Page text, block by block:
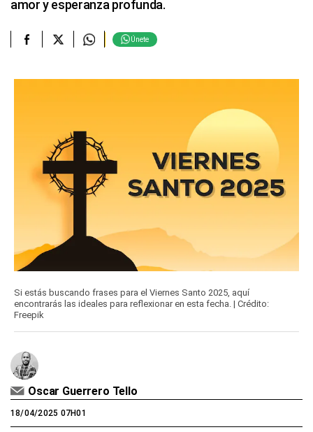
amor y esperanza profunda.
Únete
Si estás buscando frases para el Viernes Santo 2025, aquí
encontrarás las ideales para reflexionar en esta fecha. | Crédito:
Freepik
Oscar Guerrero Tello
18/04/2025 07H01